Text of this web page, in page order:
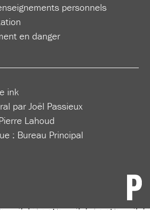
personnels
en danger
ink
par Joël Passieux
Lahoud
: Bureau Principal